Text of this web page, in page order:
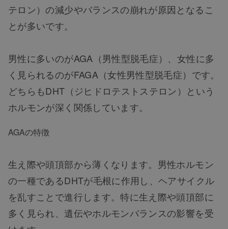
テロン）の減少やバランスの崩れが原因となるこ
とが多いです。
男性に多いのがAGA（男性型脱毛症）、女性に多
く見られるのがFAGA（女性男性型脱毛症）です。
どちらもDHT（ジヒドロテストステロン）という
ホルモンが深く関係しています。
AGAの特徴
生え際や頭頂部から薄くなります。男性ホルモン
の一種であるDHTが毛根に作用し、ヘアサイクル
を乱すことで進行します。特に生え際や頭頂部に
多く見られ、遺伝やホルモンバランスの影響を受